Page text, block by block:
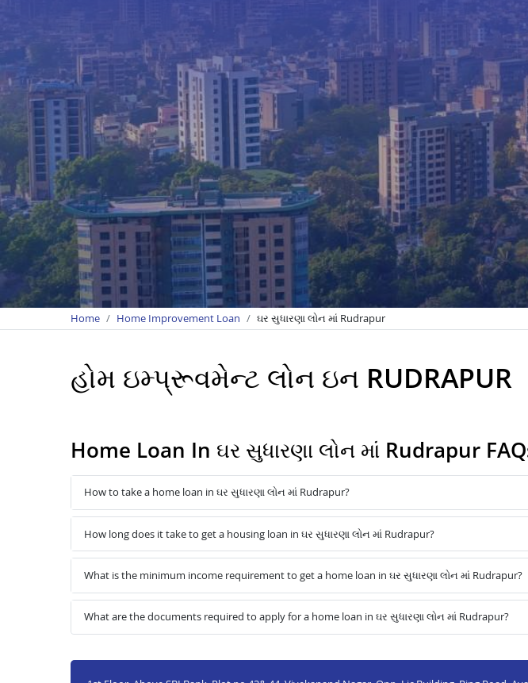
Home Home Improvement Loan ઘર સુધારણા લોન માં Rudrapur
હોમ ઇમ્પ્રૂવમેન્ટ લોન ઇન RUDRAPUR
Home Loan In ઘર સુધારણા લોન માં Rudrapur
How to take a home loan in ઘર સુધારણા લોન માં Rudrapur?
How long does it take to get a housing loan in ઘર સુધારણા લોન માં Rudrapur?
What is the minimum income requirement to get a home loan in ઘર સુધારણા લોન માં Rudrapur?
What are the documents required to apply for a home loan in ઘર સુધારણા લોન માં Rudrapur?